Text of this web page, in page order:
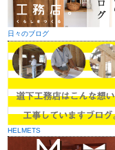
日々のブログ
HELMETS